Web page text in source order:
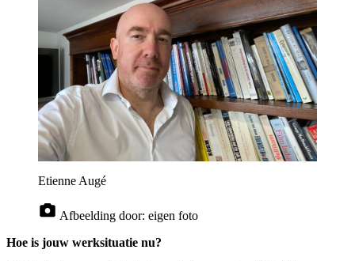
Etienne Augé
Afbeelding door: eigen foto
Hoe is jouw werksituatie nu?